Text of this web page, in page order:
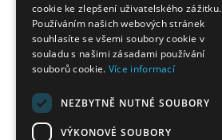
cookie ke zlepšení uživatelského zážitku.
Používáním našich webových stránek
souhlasíte se všemi soubory cookie v
souladu s našimi zásadami používání
souborů cookie. Více informací
NEZBYTNĚ NUTNÉ SOUBORY
VÝKONOVÉ SOUBORY